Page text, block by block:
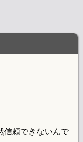
信頼できないんで